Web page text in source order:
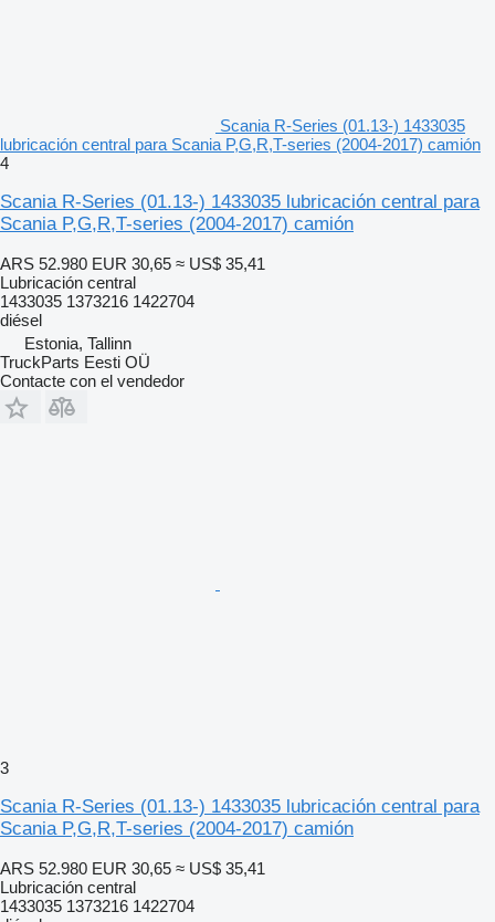
Scania R-Series (01.13-) 1433035
lubricación central para Scania P,G,R,T-series (2004-2017) camión
4
Scania R-Series (01.13-) 1433035 lubricación central para
Scania P,G,R,T-series (2004-2017) camión
ARS 52.980 EUR 30,65 ≈ US$ 35,41
Lubricación central
1433035 1373216 1422704
diésel
Estonia, Tallinn
TruckParts Eesti OÜ
Contacte con el vendedor
3
Scania R-Series (01.13-) 1433035 lubricación central para
Scania P,G,R,T-series (2004-2017) camión
ARS 52.980 EUR 30,65 ≈ US$ 35,41
Lubricación central
1433035 1373216 1422704